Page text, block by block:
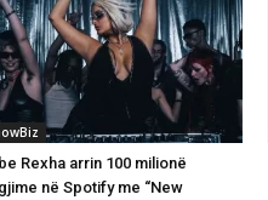
Rexha arrin 100 milionë
në Spotify me “New